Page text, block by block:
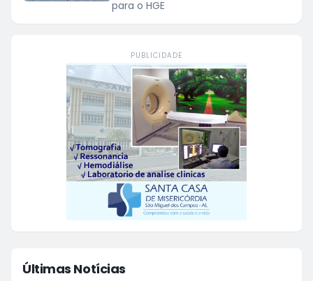
para o HGE
PUBLICIDADE
Últimas Notícias